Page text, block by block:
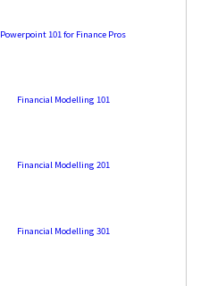
Powerpoint 101 for Finance Pros
Financial Modelling 101
Financial Modelling 201
Financial Modelling 301